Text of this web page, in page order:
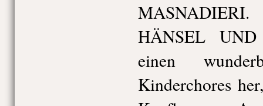
HÄNSEL
einen
Kinderchores